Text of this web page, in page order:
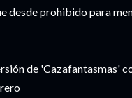
desde prohibido para
de 'Cazafantasmas'